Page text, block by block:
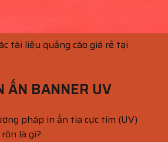
tài liệu quảng cáo giá rẻ tại
ẤN BANNER UV
pháp in ấn tia cực tím (UV)
là gì?